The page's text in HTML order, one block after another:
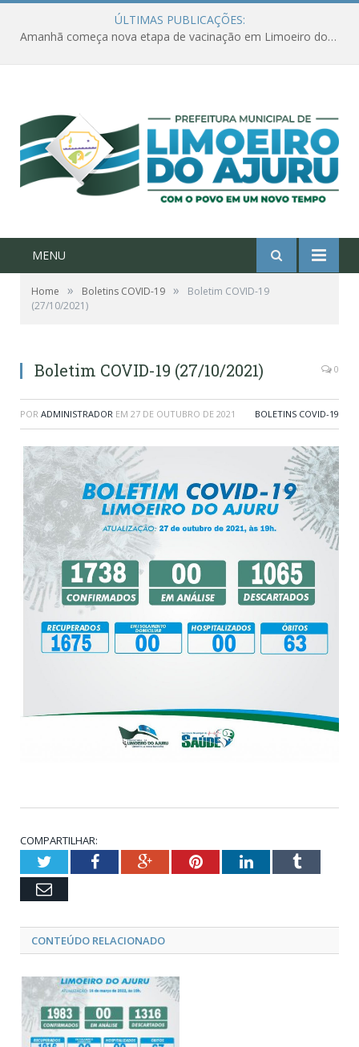
ÚLTIMAS PUBLICAÇÕES:
Amanhã começa nova etapa de vacinação em Limoeiro do Ajuru para idosos com 65 ou mais
MENU
Home » Boletins COVID-19 »
Boletim COVID-19
(27/10/2021)
Boletim COVID-19 (27/10/2021) 0
POR ADMINISTRADOR EM 27 DE OUTUBRO DE 2021 BOLETINS COVID-19
COMPARTILHAR:
TwitterFacebookGoogle+PinterestLinkedInTumblr
Email
CONTEÚDO RELACIONADO